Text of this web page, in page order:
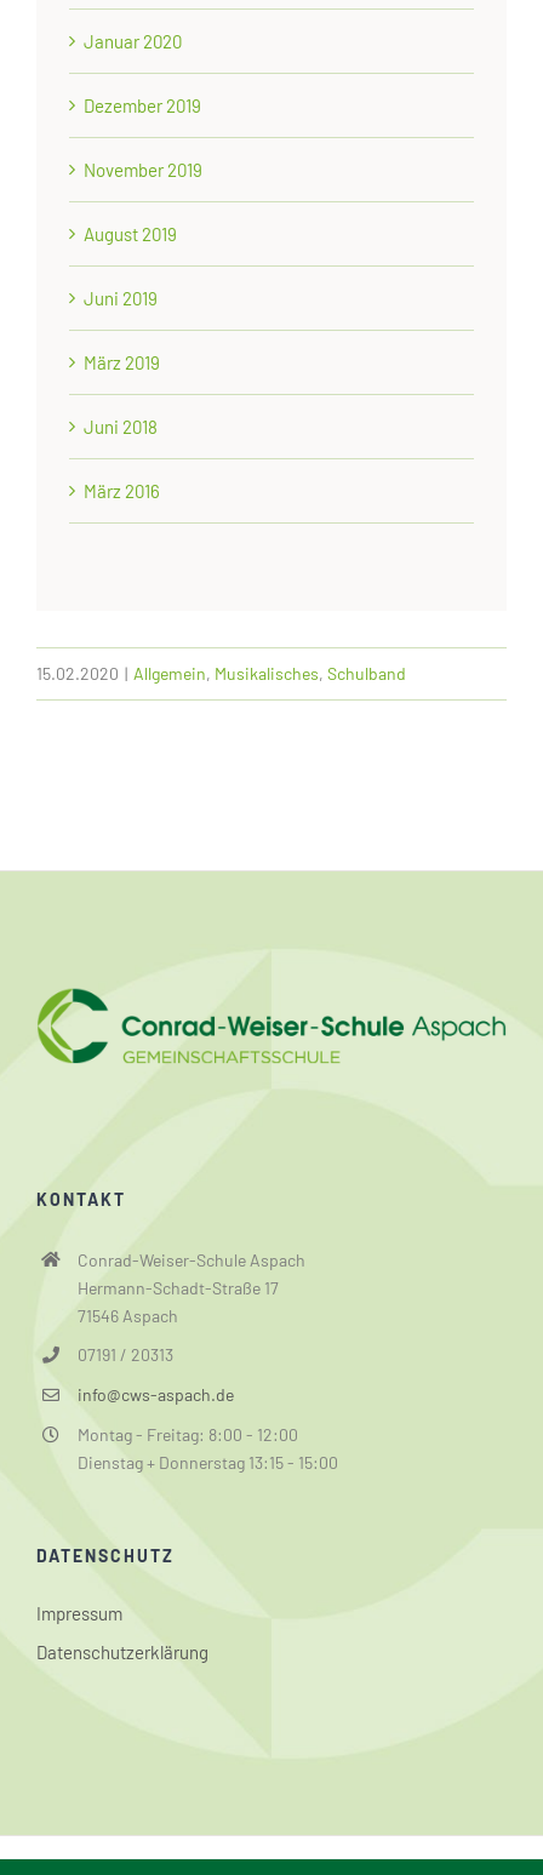
Januar 2020
Dezember 2019
November 2019
August 2019
Juni 2019
März 2019
Juni 2018
März 2016
15.02.2020 | Allgemein, Musikalisches, Schulband
KONTAKT
Conrad-Weiser-Schule Aspach
Hermann-Schadt-Straße 17
71546 Aspach
07191 / 20313
info@cws-aspach.de
Montag - Freitag: 8:00 - 12:00
Dienstag + Donnerstag 13:15 - 15:00
DATENSCHUTZ
Impressum
Datenschutzerklärung